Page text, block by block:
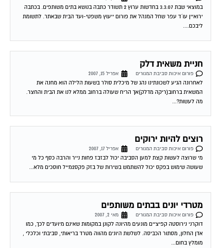
במוצאי שבת 3.3.07 בחדשות ערוץ 2 תשודר כתבה בנושא בתים משותפים. בכתבה
ירואיין עו´ד עפר שחל המנהל את פורום ייעוץ משפטי-ועד הבית שבאתר. לתשומת
ליבכם....
חניית משאית דלק
פורום איכות סביבת המגורים
אפריל 15, 2007
לאחרונה הגיע לשכונתינו נהג של מיכלית סולר בשעות הלילה הוא מחנה את
המשאית ברחוב(ריקה מדלק)אך הריח שעולה ברחוב ממלא לנו את הבית והחצר.
מה לעשות?...
רוצים להיות ירוקים
פורום איכות סביבת המגורים
אפריל 17, 2007
מי שרוצה לעשות קצת למען הסביבה יכול לבזבז פחות נייר והרבה כסף כל מי
שעושה שימוש בפקס יכול להשתמש בשירות של בזק פקס2מייל חוסכים מלא...
מטרדי יונים בבתים משותפים
פורום איכות סביבת המגורים
מאי 2, 2007
דוקרני נירוסטה קפיציים מונעים מהיונה לקונן במקומות שאינם מיועדים לכך, כמו
אדן החלון, מסתור הכביסה. לשלשת היונים מהווה מטרד בריאותי, סביבתי וכלכלי ,
מומלץ בחום...